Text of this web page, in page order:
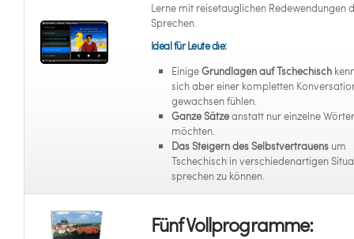
Lerne mit reisetauglichen Redewendungen
Sprechen.
Ideal für Leute die:
EinigeGrundlagen auf Tschechisch
sich aber einer kompletten
gewachsen fühlen.
Ganze Sätzeanstatt nur einzelne
möchten.
Das Steigern des Selbstvertrauens um
Tschechisch in verschiedenartigen
sprechen zu können.
Fünf Vollprogramme: